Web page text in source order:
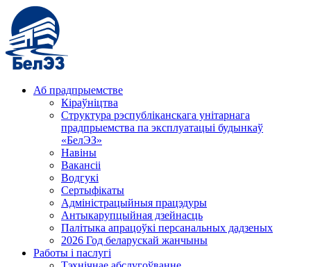
Аб прадпрыемстве
Кіраўніцтва
Структура рэспубліканскага унітарнага
прадпрыемства па эксплуатацыі будынкаў
«БелЭЗ»
Навіны
Вакансіі
Водгукі
Сертыфікаты
Адміністрацыйныя працэдуры
Антыкарупцыйная дзейнасць
Палітыка апрацоўкі персанальных дадзеных
2026 Год беларускай жанчыны
Работы і паслугі